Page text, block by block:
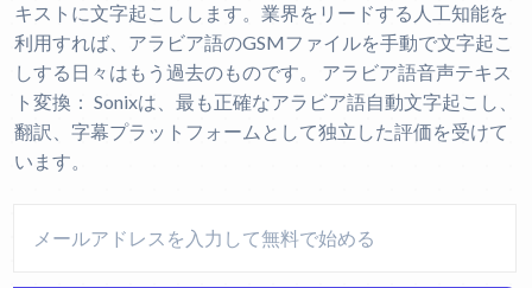
キストに文字起こしします。業界をリードする人工知能を
利用すれば、アラビア語のGSMファイルを手動で文字起こ
しする日々はもう過去のものです。 アラビア語音声テキス
ト変換： Sonixは、最も正確なアラビア語自動文字起こし、
翻訳、字幕プラットフォームとして独立した評価を受けて
います。